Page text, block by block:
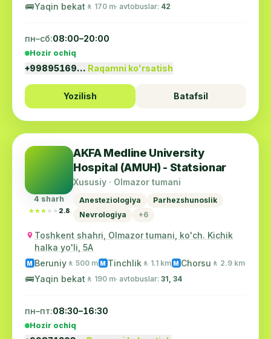
🚌Yaqin bekat 🚶 170 m· avtobuslar: 42
пн–сб:08:00–20:00
Hozir ochiq
+99895169… Raqamni ko'rsatish
Yozilish Batafsil
4 sharh
★★★★★
★★★★★ 2.8
AKFA Medline University
Hospital (AMUH) - Statsionar
Xususiy · Olmazor tumani
Anesteziologiya
Parhezshunoslik
Nevrologiya
+6
Toshkent shahri, Olmazor tumani, ko'ch. Kichik
halka yo'li, 5A
M Beruniy 🚶 500 m M Tinchlik 🚶 1.1 km M Chorsu 🚶 2.9 km
🚌Yaqin bekat 🚶 190 m· avtobuslar: 31, 34
пн–пт:08:30–16:30
Hozir ochiq